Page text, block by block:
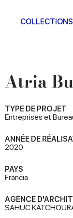
COLLECTIONS
Atria
TYPE DE PROJET
Entreprises et
ANNÉE DE
2020
PAYS
Francia
AGENCE
SAHUC